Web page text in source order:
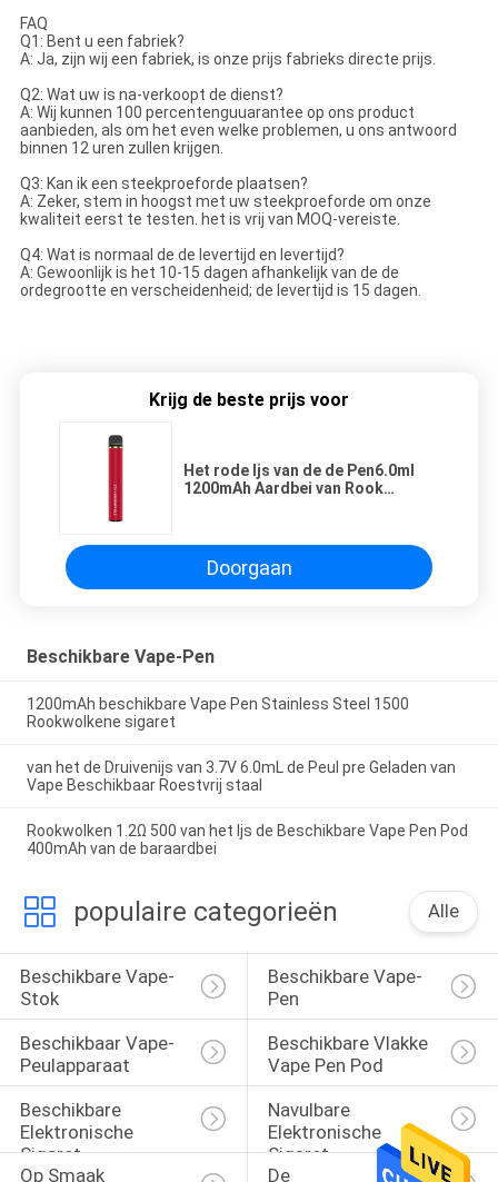
FAQ
Q1: Bent u een fabriek?
A: Ja, zijn wij een fabriek, is onze prijs fabrieks directe prijs.
Q2: Wat uw is na-verkoopt de dienst?
A: Wij kunnen 100 percentenguuarantee op ons product
aanbieden, als om het even welke problemen, u ons antwoord
binnen 12 uren zullen krijgen.
Q3: Kan ik een steekproeforde plaatsen?
A: Zeker, stem in hoogst met uw steekproeforde om onze
kwaliteit eerst te testen. het is vrij van MOQ-vereiste.
Q4: Wat is normaal de de levertijd en levertijd?
A: Gewoonlijk is het 10-15 dagen afhankelijk van de de
ordegrootte en verscheidenheid; de levertijd is 15 dagen.
Krijg de beste prijs voor
Het rode Ijs van de de Pen6.0ml
1200mAh Aardbei van Rook
Doorgaan
Beschikbare Vape-Pen
1200mAh beschikbare Vape Pen Stainless Steel 1500
Rookwolkene sigaret
van het de Druivenijs van 3.7V 6.0mL de Peul pre Geladen van
Vape Beschikbaar Roestvrij staal
Rookwolken 1.2Ω 500 van het Ijs de Beschikbare Vape Pen Pod
400mAh van de baraardbei
populaire categorieën Alle
Beschikbare Vape-
Stok
Beschikbare Vape-
Pen
Beschikbaar Vape-
Peulapparaat
Beschikbare Vlakke
Vape Pen Pod
Beschikbare
Elektronische
Sigaret
Navulbare
Elektronische
Sigaret
Op Smaak
De